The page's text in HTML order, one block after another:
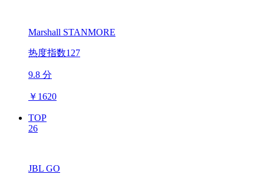
Marshall STANMORE
热度指数127
9.8 分
￥ 1620
TOP
26
JBL GO